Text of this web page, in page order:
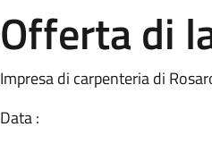
Offerta di
Impresa di carpenteria di
Data :